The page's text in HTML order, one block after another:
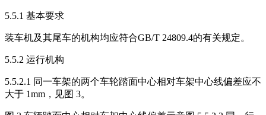
5.5.1 基本要求
装车机及其尾车的机构均应符合GB/T 24809.4的有关规定。
5.5.2 运行机构
5.5.2.1 同一车架的两个车轮踏面中心相对车架中心线偏差应不
大于 1mm，见图 3。